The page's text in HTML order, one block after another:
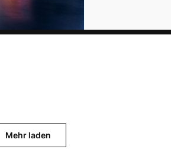
Mehr laden